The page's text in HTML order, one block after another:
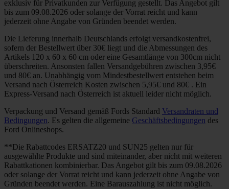
exklusiv für Privatkunden zur Verfügung gestellt. Das Angebot gilt
bis zum 09.08.2026 oder solange der Vorrat reicht und kann
jederzeit ohne Angabe von Gründen beendet werden.
Die Lieferung innerhalb Deutschlands erfolgt versandkostenfrei,
sofern der Bestellwert über 30€ liegt und die Abmessungen des
Artikels 120 x 60 x 60 cm oder eine Gesamtlänge von 300cm nicht
überschreiten. Ansonsten fallen Versandgebühren zwischen 3,95€
und 80€ an. Unabhängig vom Mindestbestellwert entstehen beim
Versand nach Österreich Kosten zwischen 5,95€ und 80€ . Ein
Express-Versand nach Österreich ist aktuell leider nicht möglich.
Verpackung und Versand gemäß Fords Standard Versandraten und
Bedingungen. Es gelten die allgemeine Geschäftsbedingungen des
Ford Onlineshops.
**Die Rabattcodes ERSATZ20 und SUN25 gelten nur für
ausgewählte Produkte und sind miteinander, aber nicht mit weiteren
Rabattkationen kombinierbar. Das Angebot gilt bis zum 09.08.2026
oder solange der Vorrat reicht und kann jederzeit ohne Angabe von
Gründen beendet werden. Eine Barauszahlung ist nicht möglich.